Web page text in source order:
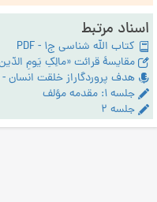
اسناد مرتبط
کتاب الله شناسی ج1 - PDF
مقایسۀ قرائت «مالِکِ یَومِ
هدف پروردگاراز خلقت انسان
جلسه ۱: مقدمه مؤلف
جلسه ۲